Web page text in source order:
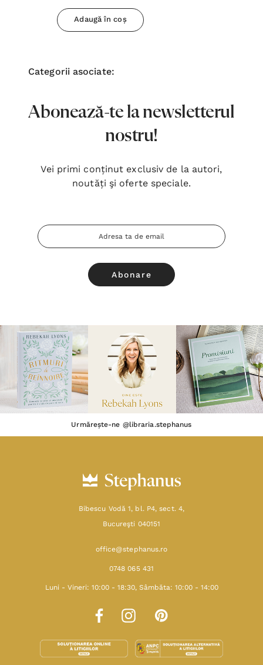
Adaugă în coș
Categorii asociate:
Abonează-te la newsletterul
nostru!
Vei primi conținut exclusiv de la autori,
noutăți şi oferte speciale.
Adresa
Email
Urmărește-ne @libraria.stephanus
Bibescu Vodă 1, bl. P4, sect. 4,
Bucureşti 040151
office@stephanus.ro
0748 065 431
Luni - Vineri: 10:00 - 18:30, Sâmbăta: 10:00 - 14:00